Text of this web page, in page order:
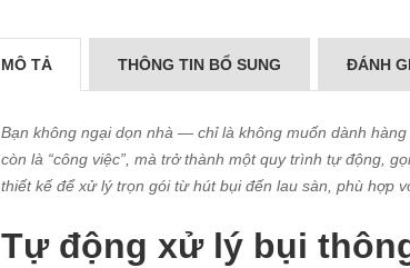
MÔ TẢ THÔNG TIN BỔ SUNG ĐÁNH
Bạn không ngại dọn nhà — chỉ là không muốn dành
còn là “công việc”, mà trở thành một quy trình tự động,
thiết kế để xử lý trọn gói từ hút bụi đến lau sàn, phù hợp
Tự động xử lý bụi